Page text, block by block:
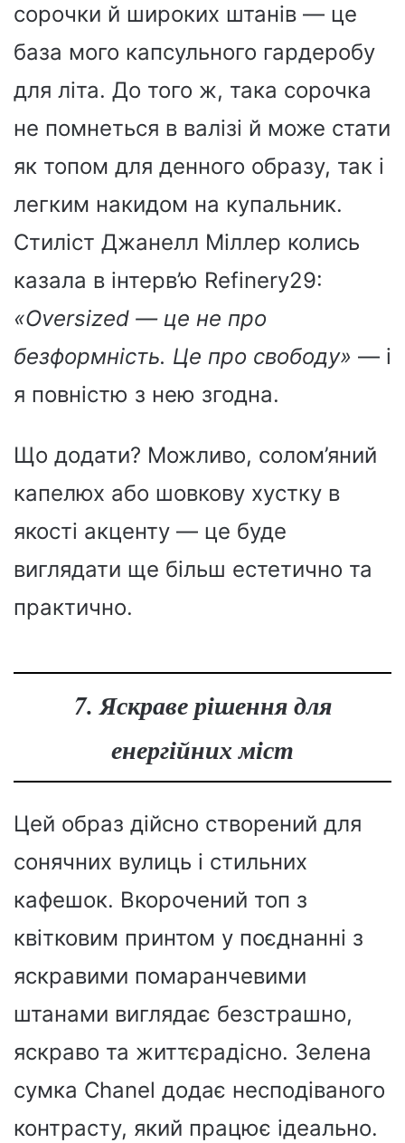
сорочки й широких штанів — це
база мого капсульного гардеробу
для літа. До того ж, така сорочка
не помнеться в валізі й може стати
як топом для денного образу, так і
легким накидом на купальник.
Стиліст Джанелл Міллер колись
казала в інтерв’ю Refinery29:
«Oversized — це не про
безформність. Це про свободу» — і
я повністю з нею згодна.
Що додати? Можливо, солом’яний
капелюх або шовкову хустку в
якості акценту — це буде
виглядати ще більш естетично та
практично.
7. Яскраве рішення для
енергійних міст
Цей образ дійсно створений для
сонячних вулиць і стильних
кафешок. Вкорочений топ з
квітковим принтом у поєднанні з
яскравими помаранчевими
штанами виглядає безстрашно,
яскраво та життєрадісно. Зелена
сумка Chanel додає несподіваного
контрасту, який працює ідеально.